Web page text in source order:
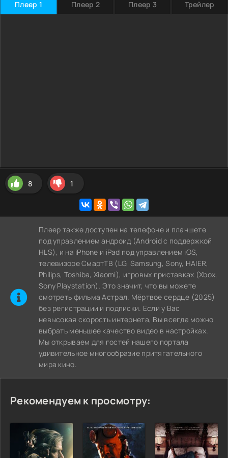
Плеер 1 Плеер 2 Плеер 3 Трейлер
8 1
Плеер также доступен на телефоне и планшете
под управлением андроид (Android с поддержкой
HLS), и на iPhone и iPad под управлением iOS,
телевизоре СмартТВ (LG, Samsung, Sony, HAIER,
Philips, Toshiba, Xiaomi), игровых приставках (Xbox,
Sony Playstation). Это значит, что вы можете
cмотреть фильма Астрал. Мёртвое сердце (2025)
без регистрации и подписки. Если у Вас
невысокая скорость интернета, Вы всегда можно
выбрать меньшее качество видео в настройках.
Мы открываем для гостей нашего портала
удивительное многообразие притягательного
мира кино.
Рекомендуем к просмотру: